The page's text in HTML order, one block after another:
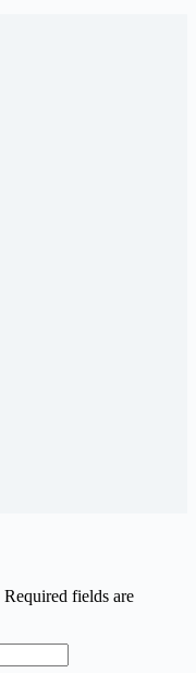
Required fields are